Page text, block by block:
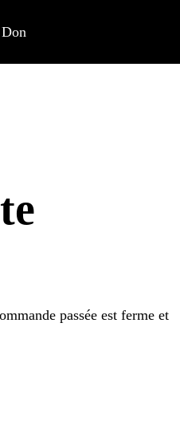
Don
passée est ferme et